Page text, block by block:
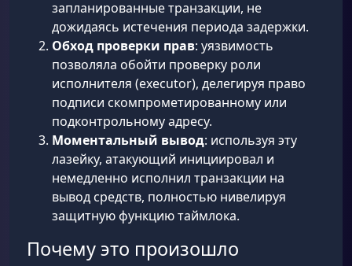
запланированные транзакции, не
дожидаясь истечения периода задержки.
Обход проверки прав: уязвимость
позволяла обойти проверку роли
исполнителя (executor), делегируя право
подписи скомпрометированному или
подконтрольному адресу.
Моментальный вывод: используя эту
лазейку, атакующий инициировал и
немедленно исполнил транзакции на
вывод средств, полностью нивелируя
защитную функцию таймлока.
Почему это произошло